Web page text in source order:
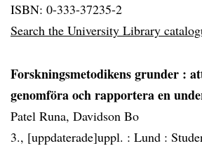
ISBN: 0-333-37235-2
Search the University Library
Forskningsmetodikens grunder :
genomföra och rapportera en
Patel Runa, Davidson Bo
3., [uppdaterade]uppl. : Lund :